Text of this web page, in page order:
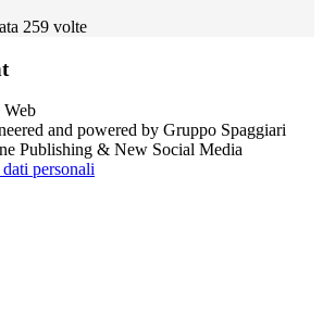
259 volte
and powered by Gruppo Spaggiari
Publishing & New Social Media
personali